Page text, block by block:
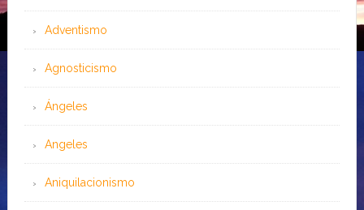
Adventismo
Agnosticismo
Ángeles
Angeles
Aniquilacionismo